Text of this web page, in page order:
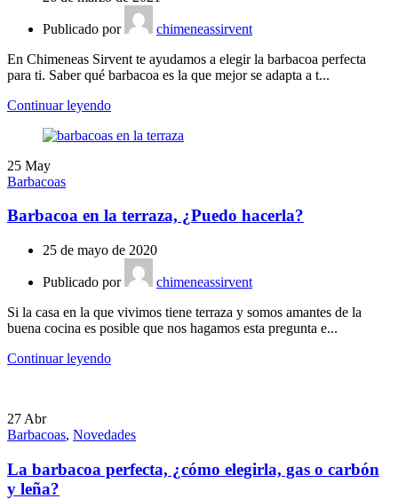
Publicado por
chimeneassirvent
En Chimeneas Sirvent te ayudamos a elegir la barbacoa perfecta
para ti. Saber qué barbacoa es la que mejor se adapta a t...
Continuar leyendo
25 May
Barbacoas
Barbacoa en la terraza, ¿Puedo hacerla?
25 de mayo de 2020
Publicado por
chimeneassirvent
Si la casa en la que vivimos tiene terraza y somos amantes de la
buena cocina es posible que nos hagamos esta pregunta e...
Continuar leyendo
27 Abr
Barbacoas, Novedades
La barbacoa perfecta, ¿cómo elegirla, gas o carbón
y leña?